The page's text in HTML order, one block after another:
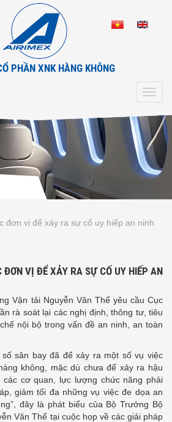
PHẦN XNK HÀNG KHÔNG
đơn vị để xảy ra sự cố uy hiếp an ninh
ĐƠN VỊ ĐỂ XẢY RA SỰ CỐ UY HIẾP AN
Vận tải Nguyễn Văn Thể yêu cầu Cục
rà soát lại các nghị định, thông tư, tiêu
nội bộ trong vấn đề an ninh, an toàn
sân bay đã để xảy ra một số vụ việc
không, mặc dù chưa để xảy ra hậu
các cơ quan, lực lượng chức năng phải
giảm tối đa những vụ việc đe dọa an
đây là phát biểu của Bộ Trưởng Bộ
Văn Thể tại cuộc họp về các giải pháp